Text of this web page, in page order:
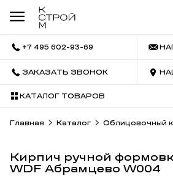
+7 495 602-93-69
ЗАКАЗАТЬ ЗВОНОК
КАТАЛОГ ТОВАРОВ
Главная Каталог Облицовочный
Кирпич ручной
WDF Абрамцево W004